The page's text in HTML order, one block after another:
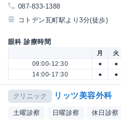
087-833-1388
コトデン瓦町駅より3分(徒歩)
眼科 診療時間
月 火
09:00-12:30
● ●
14:00-17:30
● ●
クリニック リッツ美容外科
土曜診察 日曜診察 休日診察